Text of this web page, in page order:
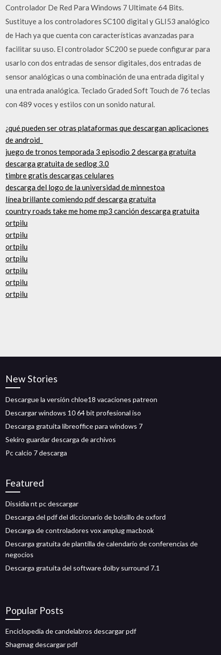
Controlador De Red Para Windows 7 Ultimate 64 Bits.
Sustituye a los controladores SC100 digital y GLI53 analógico
de Hach ya que cuenta con características avanzadas para
facilitar su uso. El controlador SC200 se puede configurar para
usarlo con dos entradas de sensor digitales, dos entradas de
sensor analógicas o una combinación de una entrada digital y
una entrada analógica. Teclado Graded Soft Touch de 76 teclas
con 489 voces y estilos con un sonido natural.
¿qué pueden ser otras plataformas que descargan aplicaciones
de android_
juego de tronos temporada 3 episodio 2 descarga gratuita
descarga gratuita de sedlog 3.0
timbre gratis descargas celulares
descarga del logo de la universidad de minnestoa
línea brillante comiendo pdf descarga gratuita
country roads take me home mp3 canción descarga gratuita
ortpilu
ortpilu
ortpilu
ortpilu
ortpilu
ortpilu
ortpilu
New Stories
Descargue la versión chloe18 vacaciones patreon
Descargar windows 10 64 bit profesional iso
Descarga gratuita libreoffice para windows 7
Sekiro guardar descarga de archivos
Pc calcio 7 descarga
Featured
Dissidia nt pc descargar
Descarga del pdf del diccionario de bolsillo de oxford
Descarga de controladores vox amplug macbook
Descarga gratuita de plantilla de calendario de conferencias de
negocios
Descarga gratuita del software dolby surround 7.1
Popular Posts
Enciclopedia de candelabros descargar pdf
Shagmag descargar pdf